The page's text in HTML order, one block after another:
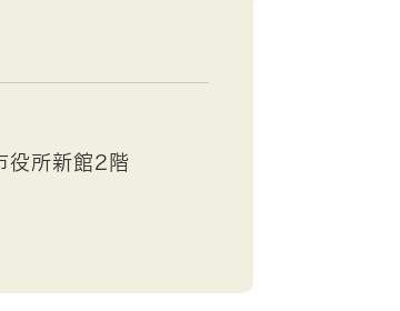
役所新館2階